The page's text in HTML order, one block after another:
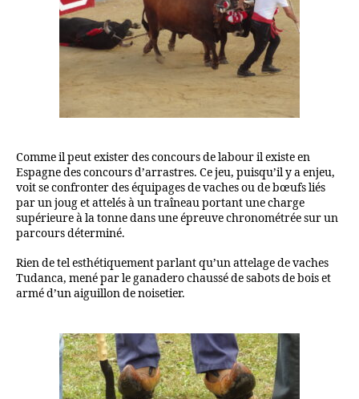
Comme il peut exister des concours de labour il existe en
Espagne des concours d’arrastres. Ce jeu, puisqu’il y a enjeu,
voit se confronter des équipages de vaches ou de bœufs liés
par un joug et attelés à un traîneau portant une charge
supérieure à la tonne dans une épreuve chronométrée sur un
parcours déterminé.
Rien de tel esthétiquement parlant qu’un attelage de vaches
Tudanca, mené par le ganadero chaussé de sabots de bois et
armé d’un aiguillon de noisetier.